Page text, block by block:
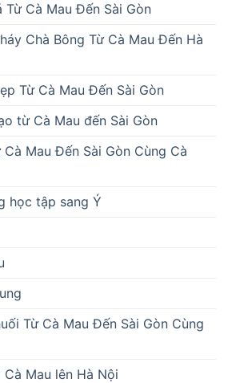
Từ Cà Mau Đến Sài Gòn
Chà Bông Từ Cà Mau Đến Hà
Từ Cà Mau Đến Sài Gòn
từ Cà Mau đến Sài Gòn
Cà Mau Đến Sài Gòn Cùng Cà
học tập sang Ý
Từ Cà Mau Đến Sài Gòn Cùng
Mau lên Hà Nội